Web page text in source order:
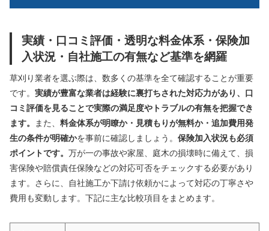
実績・口コミ評価・透明な料金体系・保険加
入状況・自社施工の有無など基準を網羅
草刈り業者を選ぶ際は、数多くの基準を全て確認することが重要
です。 実績が豊富な業者は経験に裏打ちされた対応力があり、口
コミ評価を見ることで実際の満足度やトラブルの有無を把握でき
ます。
また、 料金体系が明瞭か・見積もりが無料か・追加費用発
生の条件が明確かを事前に確認しましょう。 保険加入状況も必須
ポイントです。 万が一の事故や家屋、庭木の損壊時に備えて、損
害保険や賠償責任保険などの対応可否をチェックする必要があり
ます。さらに、自社施工か下請け依頼かによって対応の丁寧さや
費用も変動します。下記に主な比較項目をまとめます。